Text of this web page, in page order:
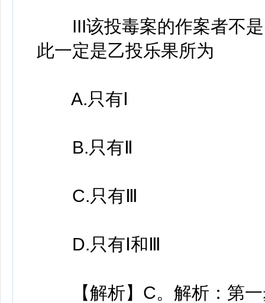
III该投毒案的作案者不是
此一定是乙投乐果所为
A.只有Ⅰ
B.只有Ⅱ
C.只有Ⅲ
D.只有Ⅰ和Ⅲ
【解析】C。解析：第一